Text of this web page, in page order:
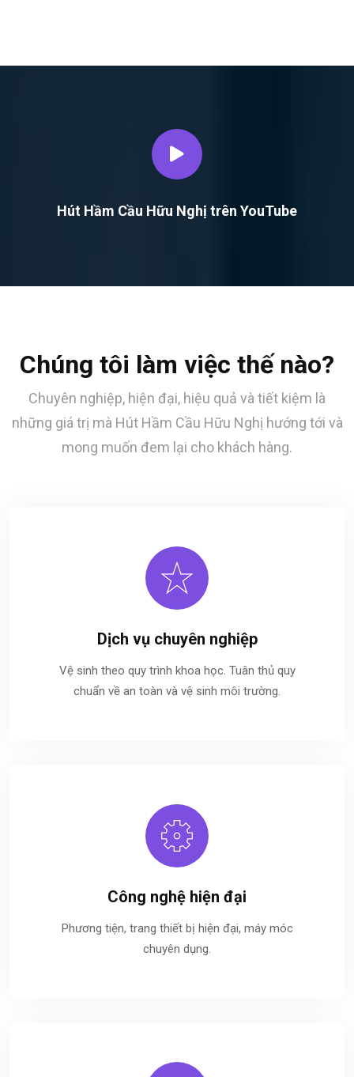
Hút Hầm Cầu Hữu Nghị trên YouTube
Chúng tôi làm việc thế nào?
Chuyên nghiệp, hiện đại, hiệu quả và tiết kiệm là
những giá trị mà Hút Hầm Cầu Hữu Nghị hướng tới và
mong muốn đem lại cho khách hàng.
Dịch vụ chuyên nghiệp
Vệ sinh theo quy trình khoa học. Tuân thủ quy
chuẩn về an toàn và vệ sinh môi trường.
Công nghệ hiện đại
Phương tiện, trang thiết bị hiện đại, máy móc
chuyên dụng.